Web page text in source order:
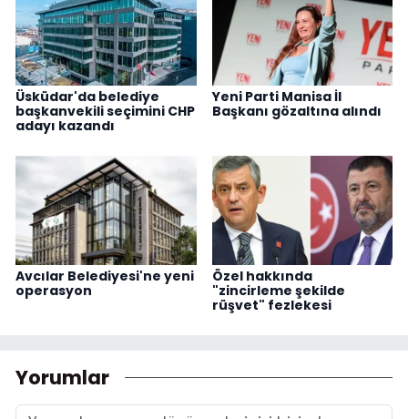
Üsküdar'da belediye
başkanvekili seçimini CHP
adayı kazandı
Yeni Parti Manisa İl
Başkanı gözaltına alındı
Avcılar Belediyesi'ne yeni
operasyon
Özel hakkında
"zincirleme şekilde
rüşvet" fezlekesi
Yorumlar